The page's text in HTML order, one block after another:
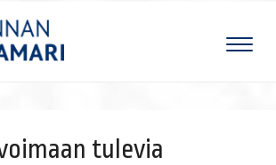
tulevia